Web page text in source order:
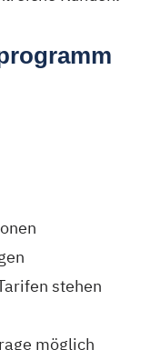
stehen
möglich